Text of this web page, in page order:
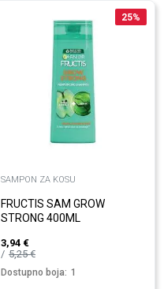
25%
SAMPON ZA KOSU
FRUCTIS SAM GROW
STRONG 400ML
3,94 €
5,25€
Dostupno boja: 1